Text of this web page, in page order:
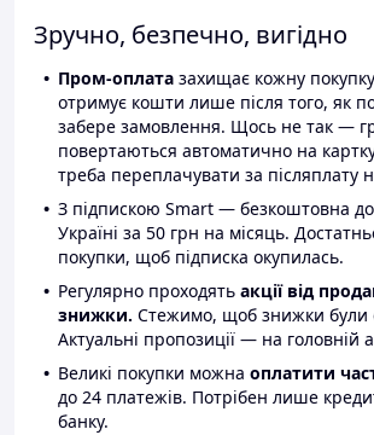
Зручно, безпечно, вигідно
Пром-оплата захищає кожну
отримує кошти лише після того, як
забере замовлення. Щось не так —
повертаються автоматично на
треба переплачувати за післяплату
З підпискою Smart — безкоштовна
Україні за 50 грн на місяць.
покупки, щоб підписка окупилась.
Регулярно проходять акції від
знижки. Стежимо, щоб знижки були
Актуальні пропозиції — на головній
Великі покупки можна оплатити
до 24 платежів. Потрібен лише
банку.